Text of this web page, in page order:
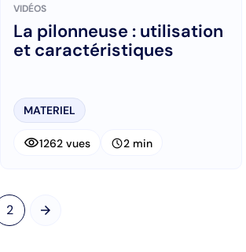
VIDÉOS
La pilonneuse : utilisation
et caractéristiques
MATERIEL
visibility1262 vues schedule2 min
2 Suivant
arrow_forward